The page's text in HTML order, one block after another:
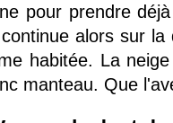
pour prendre
alors sur la
habitée. La
manteau. Que